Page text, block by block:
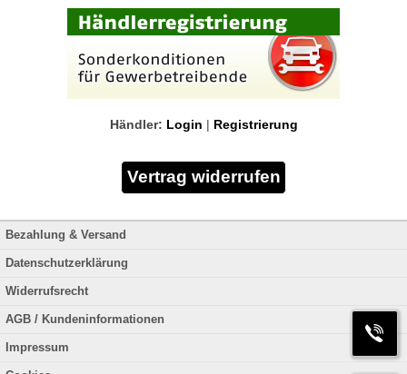
Händler: Login | Registrierung
Bezahlung & Versand
Datenschutzerklärung
Widerrufsrecht
AGB / Kundeninformationen
Impressum